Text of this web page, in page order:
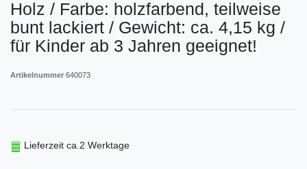
Holz / Farbe: holzfarbend, teilweise
bunt lackiert / Gewicht: ca. 4,15 kg /
für Kinder ab 3 Jahren geeignet!
Artikelnummer 640073
Lieferzeit ca.2 Werktage